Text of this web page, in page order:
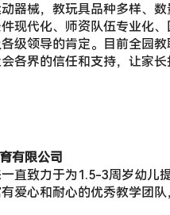
器械，教玩具品种多样、
现代化、师资队伍专业化
级领导的肯定。目前全园
各界的信任和支持，让家
有限公司
直致力于为1.5-3周岁幼儿
爱心和耐心的优秀教学团